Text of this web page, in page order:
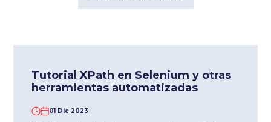
Tutorial XPath en Selenium y otras
herramientas automatizadas
01 Dic 2023